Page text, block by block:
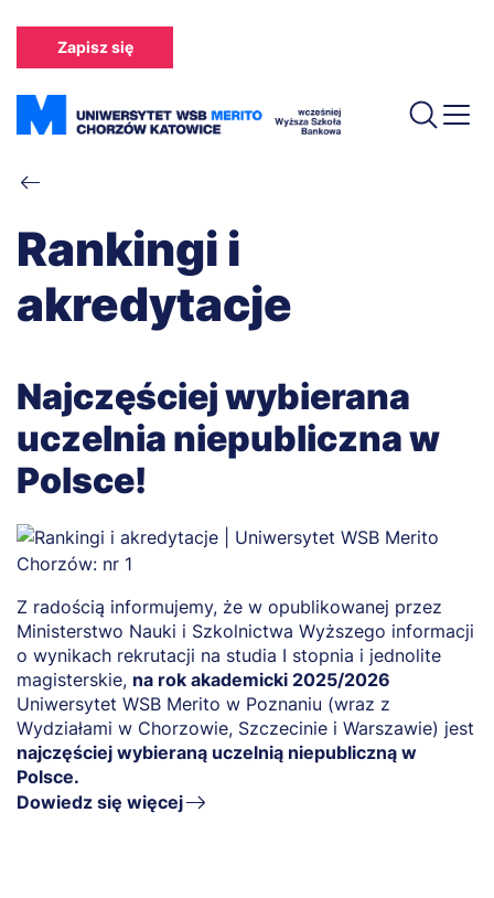
treści
Zapisz się
Ścieżka
nawigacyjna
Rankingi i
akredytacje
Najczęściej wybierana
uczelnia niepubliczna w
Polsce!
Z radością informujemy, że w opublikowanej przez
Ministerstwo Nauki i Szkolnictwa Wyższego informacji
o wynikach rekrutacji na studia I stopnia i jednolite
magisterskie, na rok akademicki 2025/2026
Uniwersytet WSB Merito w Poznaniu (wraz z
Wydziałami w Chorzowie, Szczecinie i Warszawie) jest
najczęściej wybieraną uczelnią niepubliczną w
Polsce.
Dowiedz się więcej